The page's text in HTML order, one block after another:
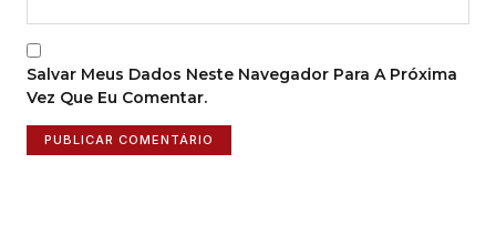
Salvar Meus Dados Neste Navegador Para A Próxima
Vez Que Eu Comentar.